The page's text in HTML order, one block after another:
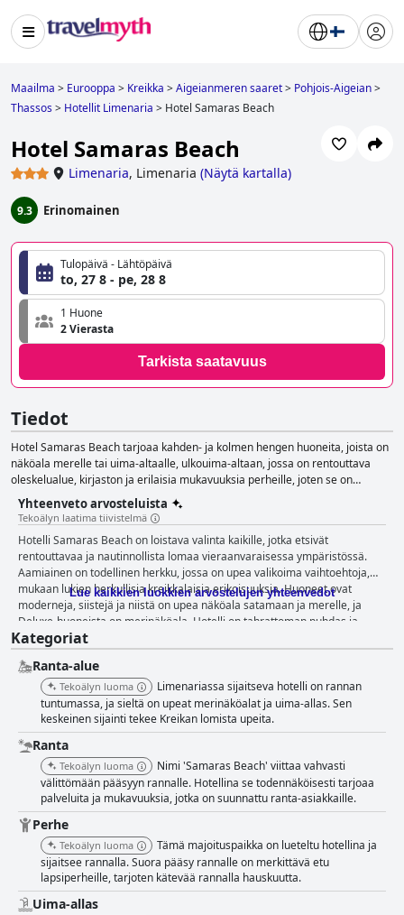
Maailma > Eurooppa > Kreikka >Aigeianmeren saaret> Pohjois-Aigeian>
Thassos> Hotellit Limenaria > Hotel Samaras Beach
Hotel Samaras Beach
Limenaria, Limenaria (Näytä kartalla)
9.3 Erinomainen
Tulopäivä - Lähtöpäivä
to, 27 8 - pe, 28 8
1 Huone
2 Vierasta
Tarkista saatavuus
Tiedot
Hotel Samaras Beach tarjoaa kahden- ja kolmen hengen huoneita, joista on
näköala merelle tai uima-altaalle, ulkouima-altaan, jossa on rentouttava
oleskelualue, kirjaston ja erilaisia mukavuuksia perheille, joten se on
loistava vaihtoehto rentouttavaan lomamatkaan Thassoksella.
Yhteenveto arvosteluista
Tekoälyn laatima tiivistelmä
Hotelli Samaras Beach on loistava valinta kaikille, jotka etsivät
rentouttavaa ja nautinnollista lomaa vieraanvaraisessa ympäristössä.
Aamiainen on todellinen herkku, jossa on upea valikoima vaihtoehtoja,
mukaan lukien herkullisia kreikkalaisia erikoisuuksia. Huoneet ovat
moderneja, siistejä ja niistä on upea näköala satamaan ja merelle, ja
Deluxe-huoneista on merinäköala. Hotelli on tahrattoman puhdas ja
henkilökunta on ystävällistä ja avuliasta, luoden kodikkaan ilmapiirin, jota
vieraat arvostavat. Hotellin sijainti on erinomainen, ja sieltä on upeat
näkymät merelle ja rauhallinen ympäristö lähellä kaupungin keskustaa.
Vieraat arvostivat erityisesti omistajan, Katian, ponnisteluja, joka teki
kaikkensa vastatakseen heidän tarpeisiinsa. Kaiken kaikkiaan Hotel
Samaras Beach on siisti ja tyylikäs hotelli upealla paikalla, jossa on
poikkeuksellisen laadukas majoitus ja ystävällinen henkilökunta, mikä
tekee vierailusta miellyttävän ja nautinnollisen.
Lue kaikkien luokkien arvostelujen yhteenvedot
Kategoriat
Ranta-alue
Tekoälyn luoma
Limenariassa sijaitseva hotelli on rannan
tuntumassa, ja sieltä on upeat merinäköalat ja uima-allas. Sen
keskeinen sijainti tekee Kreikan lomista upeita.
Ranta
Tekoälyn luoma
Nimi 'Samaras Beach' viittaa vahvasti
välittömään pääsyyn rannalle. Hotellina se todennäköisesti tarjoaa
palveluita ja mukavuuksia, jotka on suunnattu ranta-asiakkaille.
Perhe
Tekoälyn luoma
Tämä majoituspaikka on lueteltu hotellina ja
sijaitsee rannalla. Suora pääsy rannalle on merkittävä etu
lapsiperheille, tarjoten kätevää rannalla hauskuutta.
Uima-allas